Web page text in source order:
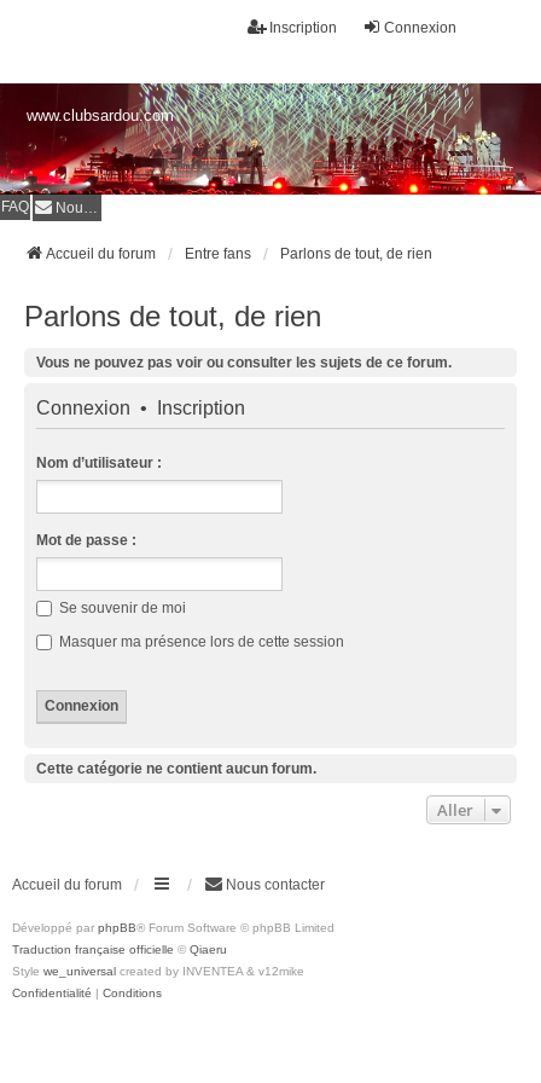
Connexion
Inscription
www.clubsardou.com
FAQ Nous contacter
Accueil du forum Entre fans Parlons de tout, de rien
Parlons de tout, de rien
Vous ne pouvez pas voir ou consulter les sujets de ce forum.
Connexion • Inscription
Nom d’utilisateur :
Mot de passe :
Se souvenir de moi
Masquer ma présence lors de cette session
Cette catégorie ne contient aucun forum.
Aller
Accueil du forum Nous contacter
Développé par phpBB® Forum Software © phpBB Limited
Traduction française officielle © Qiaeru
Style we_universal created by INVENTEA & v12mike
Confidentialité | Conditions